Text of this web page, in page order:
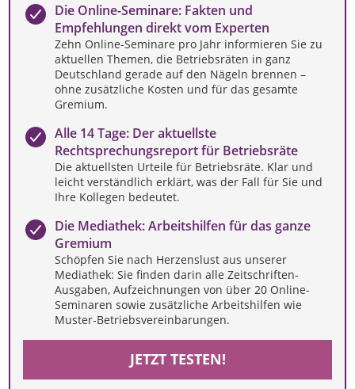
Die Online-Seminare: Fakten und
Empfehlungen direkt vom Experten
Zehn Online-Seminare pro Jahr informieren Sie zu
aktuellen Themen, die Betriebsräten in ganz
Deutschland gerade auf den Nägeln brennen –
ohne zusätzliche Kosten und für das gesamte
Gremium.
Alle 14 Tage: Der aktuellste
Rechtsprechungsreport für Betriebsräte
Die aktuellsten Urteile für Betriebsräte. Klar und
leicht verständlich erklärt, was der Fall für Sie und
Ihre Kollegen bedeutet.
Die Mediathek: Arbeitshilfen für das ganze
Gremium
Schöpfen Sie nach Herzenslust aus unserer
Mediathek: Sie finden darin alle Zeitschriften-
Ausgaben, Aufzeichnungen von über 20 Online-
Seminaren sowie zusätzliche Arbeitshilfen wie
Muster-Betriebsvereinbarungen.
JETZT TESTEN!